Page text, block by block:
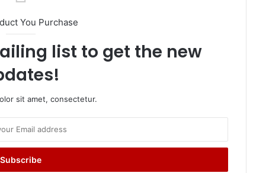
You Purchase
list to get the new
sit amet, consectetur.